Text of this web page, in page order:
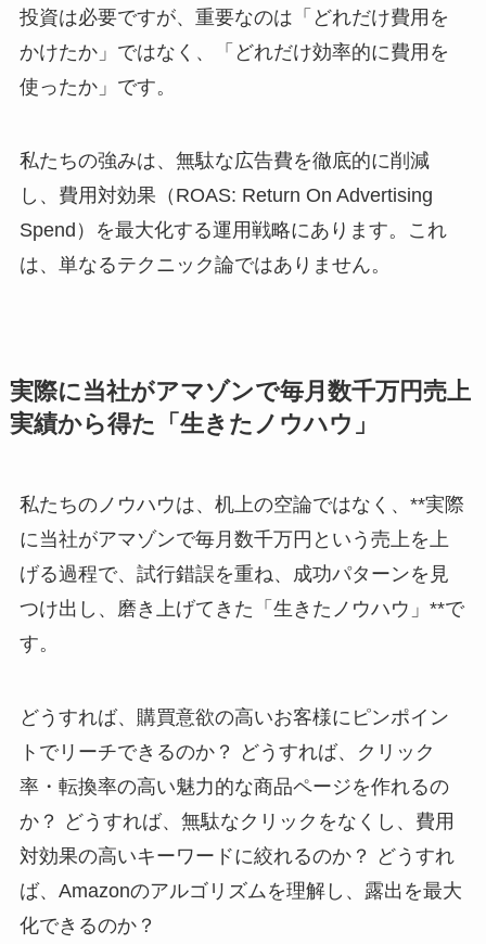
投資は必要ですが、重要なのは「どれだけ費用を
かけたか」ではなく、「どれだけ効率的に費用を
使ったか」です。
私たちの強みは、無駄な広告費を徹底的に削減
し、費用対効果（ROAS: Return On Advertising
Spend）を最大化する運用戦略にあります。これ
は、単なるテクニック論ではありません。
実際に当社がアマゾンで毎月数千万円売上
実績から得た「生きたノウハウ」
私たちのノウハウは、机上の空論ではなく、**実際
に当社がアマゾンで毎月数千万円という売上を上
げる過程で、試行錯誤を重ね、成功パターンを見
つけ出し、磨き上げてきた「生きたノウハウ」**で
す。
どうすれば、購買意欲の高いお客様にピンポイン
トでリーチできるのか？ どうすれば、クリック
率・転換率の高い魅力的な商品ページを作れるの
か？ どうすれば、無駄なクリックをなくし、費用
対効果の高いキーワードに絞れるのか？ どうすれ
ば、Amazonのアルゴリズムを理解し、露出を最大
化できるのか？